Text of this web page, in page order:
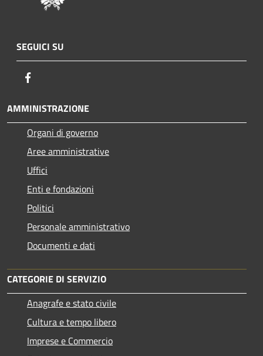
SEGUICI SU
AMMINISTRAZIONE
Organi di governo
Aree amministrative
Uffici
Enti e fondazioni
Politici
Personale amministrativo
Documenti e dati
CATEGORIE DI SERVIZIO
Anagrafe e stato civile
Cultura e tempo libero
Imprese e Commercio